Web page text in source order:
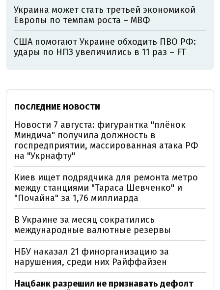
Украина может стать третьей экономикой
Европы по темпам роста – МВФ
США помогают Украине обходить ПВО РФ:
удары по НПЗ увеличились в 11 раз – FT
ПОСЛЕДНИЕ НОВОСТИ
Новости 7 августа: фигурантка "плёнок
Миндича" получила должность в
госпредприятии, массированная атака РФ
на "Укрнафту"
Киев ищет подрядчика для ремонта метро
между станциями "Тараса Шевченко" и
"Почайна" за 1,76 миллиарда
В Украине за месяц сократились
международные валютные резервы
НБУ наказал 21 финорганизацию за
нарушения, среди них Райффайзен
Нацбанк разрешил не признавать дефолт